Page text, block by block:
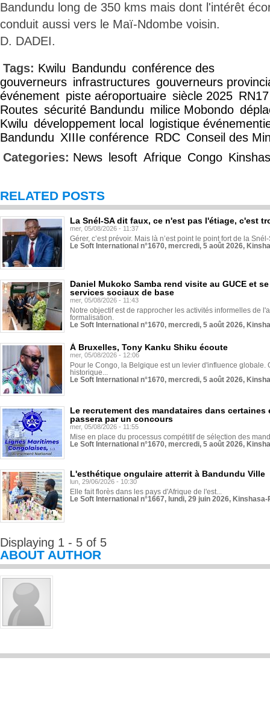
Bandundu long de 350 kms mais dont l'intérêt
conduit aussi vers le Maï-Ndombe voisin.
D. DADEI.
Tags: Kwilu Bandundu conférence des
gouverneurs infrastructures gouverneurs
événement piste aéroportuaire siècle 2025 RN17
Routes sécurité Bandundu milice Mobondo
Kwilu développement local
logistique
Bandundu XIIIe conférence RDC Conseil des
Categories: News lesoft Afrique Congo
RELATED POSTS
La Snél-SA dit faux, ce n'est pas l'étiage, c'est
mer, 05/08/2026 - 11:37
Gérer, c’est prévoir. Mais là n’est point le point fort de la
Le Soft International n°1670, mercredi, 5 août 2026,
Daniel Mukoko Samba rend visite au GUCE et
services sociaux de base
mer, 05/08/2026 - 11:43
Notre objectif est de rapprocher les activités informelles de
formalisation.
Le Soft International n°1670, mercredi, 5 août 2026,
À Bruxelles, Tony Kanku Shiku écoute
mer, 05/08/2026 - 12:06
Pour le Congo, la Belgique est un levier d'influence globale.
historique...
Le Soft International n°1670, mercredi, 5 août 2026,
Le recrutement des mandataires dans
passera par un concours
mer, 05/08/2026 - 11:55
Mise en place du processus compétitif de sélection des
Le Soft International n°1670, mercredi, 5 août 2026,
L'esthétique ongulaire atterrit à Bandundu Ville
lun, 29/06/2026 - 10:30
Elle fait florès dans les pays d'Afrique de l'est...
Le Soft International n°1667, lundi, 29 juin 2026,
Displaying 1 - 5 of 5
ABOUT AUTHOR